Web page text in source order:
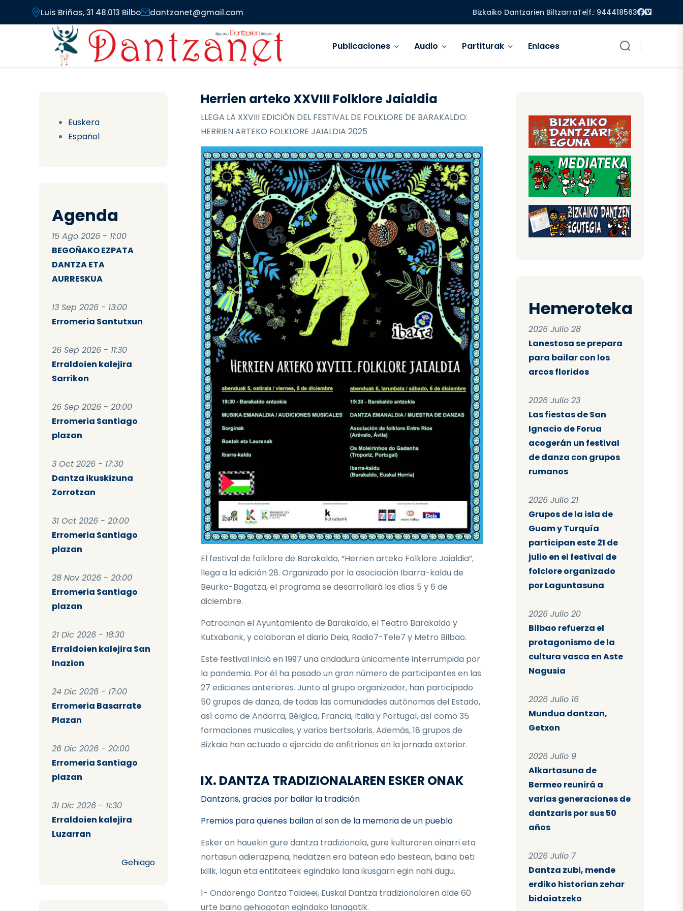
Pasar al contenido principal
Luis Briñas, 31 48.013 Bilbo dantzanet@gmail.com Bizkaiko Dantzarien BiltzarraTelf.: 944418563 Facebook
Vimeo
Publicaciones Audio Partiturak Enlaces
Euskera
Español
Agenda
15 Ago 2026 - 11:00
BEGOÑAKO EZPATA
DANTZA ETA
AURRESKUA
13 Sep 2026 - 13:00
Erromeria Santutxun
26 Sep 2026 - 11:30
Erraldoien kalejira
Sarrikon
26 Sep 2026 - 20:00
Erromeria Santiago
plazan
3 Oct 2026 - 17:30
Dantza ikuskizuna
Zorrotzan
31 Oct 2026 - 20:00
Erromeria Santiago
plazan
28 Nov 2026 - 20:00
Erromeria Santiago
plazan
21 Dic 2026 - 18:30
Erraldoien kalejira San
Inazion
24 Dic 2026 - 17:00
Erromeria Basarrate
Plazan
26 Dic 2026 - 20:00
Erromeria Santiago
plazan
31 Dic 2026 - 11:30
Erraldoien kalejira
Luzarran
Gehiago
Herrien arteko XXVIII Folklore Jaialdia
LLEGA LA XXVIII EDICIÓN DEL FESTIVAL DE FOLKLORE DE BARAKALDO:
HERRIEN ARTEKO FOLKLORE JAIALDIA 2025
El festival de folklore de Barakaldo, “Herrien arteko Folklore Jaialdia”,
llega a la edición 28. Organizado por la asociación Ibarra-kaldu de
Beurko-Bagatza, el programa se desarrollará los días 5 y 6 de
diciembre.
Patrocinan el Ayuntamiento de Barakaldo, el Teatro Barakaldo y
Kutxabank, y colaboran el diario Deia, Radio7-Tele7 y Metro Bilbao.
Este festival inició en 1997 una andadura únicamente interrumpida por
la pandemia. Por él ha pasado un gran número de participantes en las
27 ediciones anteriores. Junto al grupo organizador, han participado
50 grupos de danza, de todas las comunidades autónomas del Estado,
así como de Andorra, Bélgica, Francia, Italia y Portugal, así como 35
formaciones musicales, y varios bertsolaris. Además, 18 grupos de
Bizkaia han actuado o ejercido de anfitriones en la jornada exterior.
IX. DANTZA TRADIZIONALAREN ESKER ONAK
Dantzaris, gracias por bailar la tradición
Premios para quienes bailan al son de la memoria de un pueblo
Esker on hauekin gure dantza tradizionala, gure kulturaren oinarri eta
nortasun adierazpena, hedatzen era batean edo bestean, baina beti
ixilik, lagun eta entitateek egindako lana ikusgarri egin nahi dugu.
1- Ondorengo Dantza Taldeei, Euskal Dantza tradizionalaren alde 60
urte baino gehiagotan egindako lanagatik.
Hemeroteka
2026 Julio 28
Lanestosa se prepara
para bailar con los
arcos floridos
2026 Julio 23
Las fiestas de San
Ignacio de Forua
acogerán un festival
de danza con grupos
rumanos
2026 Julio 21
Grupos de la isla de
Guam y Turquía
participan este 21 de
julio en el festival de
folclore organizado
por Laguntasuna
2026 Julio 20
Bilbao refuerza el
protagonismo de la
cultura vasca en Aste
Nagusia
2026 Julio 16
Mundua dantzan,
Getxon
2026 Julio 9
Alkartasuna de
Bermeo reunirá a
varias generaciones de
dantzaris por sus 50
años
2026 Julio 7
Dantza zubi, mende
erdiko historian zehar
bidaiatzeko